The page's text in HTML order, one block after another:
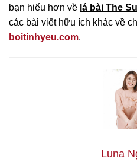
bạn hiểu hơn về lá bài The
các bài viết hữu ích khác về
boitinhyeu.com.
Luna